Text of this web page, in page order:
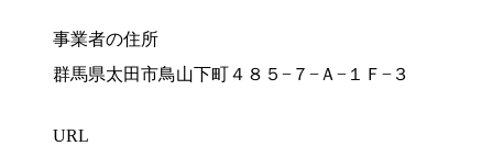
事業者の住所
群馬県太田市鳥山下町４８５−７−Ａ−１Ｆ−３
URL